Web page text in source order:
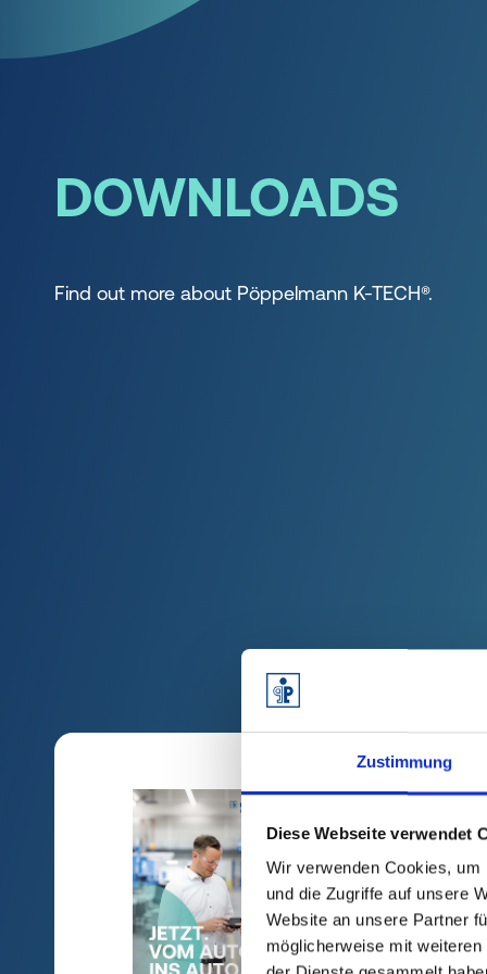
Zustimmung
Diese Webseite verwendet
Wir verwenden Cookies,
und die Zugriffe auf unsere
Website an unsere Partner
möglicherweise mit
DOWNLOADS
Find out more about Pöppelmann K-TECH®.
Car